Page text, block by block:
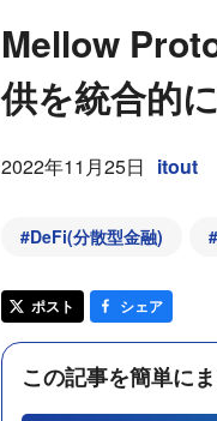
Mellow
供を統合的
2022年11月25日 itout
#DeFi(分散型金融) #
ポスト シェア
この記事を簡単に